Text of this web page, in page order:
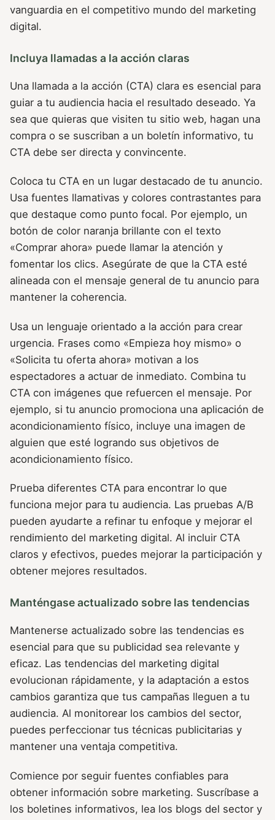
vanguardia en el competitivo mundo del marketing
digital.
Incluya llamadas a la acción claras
Una llamada a la acción (CTA) clara es esencial para
guiar a tu audiencia hacia el resultado deseado. Ya
sea que quieras que visiten tu sitio web, hagan una
compra o se suscriban a un boletín informativo, tu
CTA debe ser directa y convincente.
Coloca tu CTA en un lugar destacado de tu anuncio.
Usa fuentes llamativas y colores contrastantes para
que destaque como punto focal. Por ejemplo, un
botón de color naranja brillante con el texto
«Comprar ahora» puede llamar la atención y
fomentar los clics. Asegúrate de que la CTA esté
alineada con el mensaje general de tu anuncio para
mantener la coherencia.
Usa un lenguaje orientado a la acción para crear
urgencia. Frases como «Empieza hoy mismo» o
«Solicita tu oferta ahora» motivan a los
espectadores a actuar de inmediato. Combina tu
CTA con imágenes que refuercen el mensaje. Por
ejemplo, si tu anuncio promociona una aplicación de
acondicionamiento físico, incluye una imagen de
alguien que esté logrando sus objetivos de
acondicionamiento físico.
Prueba diferentes CTA para encontrar lo que
funciona mejor para tu audiencia. Las pruebas A/B
pueden ayudarte a refinar tu enfoque y mejorar el
rendimiento del marketing digital. Al incluir CTA
claros y efectivos, puedes mejorar la participación y
obtener mejores resultados.
Manténgase actualizado sobre las tendencias
Mantenerse actualizado sobre las tendencias es
esencial para que su publicidad sea relevante y
eficaz. Las tendencias del marketing digital
evolucionan rápidamente, y la adaptación a estos
cambios garantiza que tus campañas lleguen a tu
audiencia. Al monitorear los cambios del sector,
puedes perfeccionar tus técnicas publicitarias y
mantener una ventaja competitiva.
Comience por seguir fuentes confiables para
obtener información sobre marketing. Suscríbase a
los boletines informativos, lea los blogs del sector y